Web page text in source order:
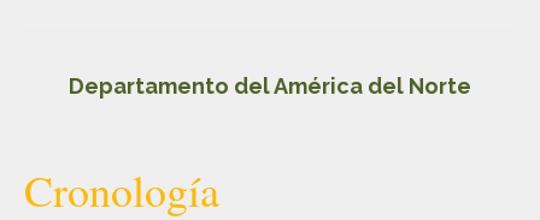
Departamento del América del Norte
Cronología